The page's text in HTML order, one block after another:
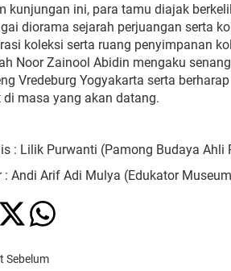
kunjungan ini, para tamu diajak
diorama sejarah perjuangan serta
koleksi serta ruang penyimpanan
Noor Zainool Abidin mengaku
Vredeburg Yogyakarta serta
di masa yang akan datang.
: Lilik Purwanti (Pamong Budaya
: Andi Arif Adi Mulya (Edukator
Sebelum